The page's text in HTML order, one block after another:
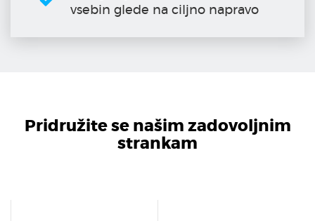
vsebin glede na ciljno napravo
Pridružite se našim zadovoljnim
strankam